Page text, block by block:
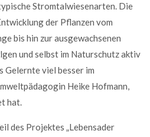
Stromtalwiesenarten. Die
der Pflanzen vom
bis hin zur ausgewachsenen
und selbst im Naturschutz aktiv
Gelernte viel besser im
Heike Hofmann,
hat.
des Projektes „Lebensader
Rheinauen